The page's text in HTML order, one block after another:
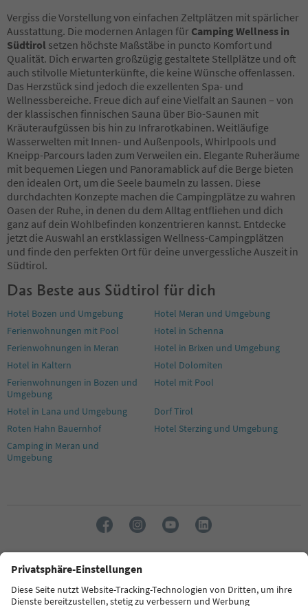
Vergiss die Vorstellung von einfachen Zeltplätzen mit spärlicher
Ausstattung. Die modernen Anlagen für Camping Wellness in
Südtirol setzen höchste Maßstäbe in puncto Komfort und
Qualität. Dich erwarten großzügig gestaltete Stellplätze und oft
auch stilvolle Mietunterkünfte, die keine Wünsche offenlassen.
Das Herzstück sind jedoch die exzellenten Spa- und
Wellnessbereiche. Freue dich auf eine Vielfalt an Saunen – von
der klassischen finnischen Sauna über Bio-Saunen mit
Kräuteraufgüssen bis hin zu Infrarotkabinen. Weitläufige
Wasserwelten mit Innen- und Außenpools, Whirlpools und
Kneipp-Parcours laden zum Verweilen ein. Elegante Ruheräume
mit bequemen Liegen und Panoramablick auf die Berge bieten
den idealen Ort, um die Seele baumeln zu lassen. Diese
durchdachten Konzepte machen die Campingplätze zu wahren
Oasen der Ruhe, in denen du dem Alltag entfliehen und dich
ganz auf dein Wohlbefinden konzentrieren kannst. Entdecke
jetzt die Auswahl an erstklassigen Wellness-Campingplätzen
und finde den perfekten Ort für deine unvergessliche Auszeit in
Südtirol.
Das Beste aus Südtirol für dich
Hotel Bozen und Umgebung
Hotel Meran und Umgebung
Ferienwohnungen mit Pool
Hotel in Schenna
Ferienwohnungen in Meran
Hotel in Brixen und Umgebung
Hotel in Kaltern
Hotel Dolomiten
Ferienwohnungen in Bozen und
Umgebung
Hotel mit Pool
Hotel in Lana und Umgebung
Dorf Tirol
Roten Hahn Bauernhof
Hotel Sterzing und Umgebung
Camping in Meran und
Umgebung
Sprache: Deutsch